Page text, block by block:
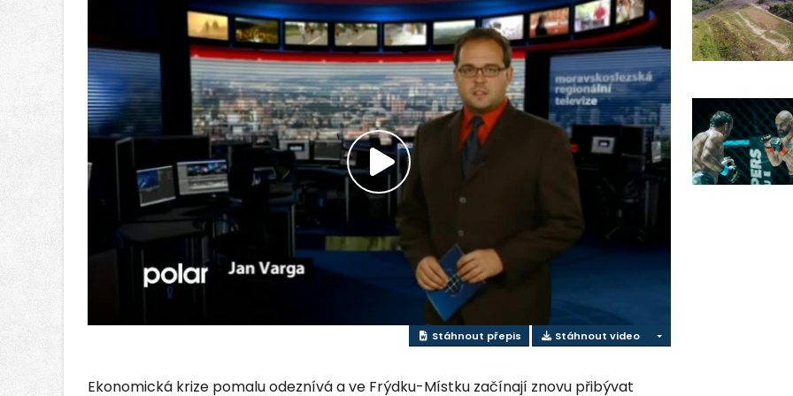
Přehrát
video
Stáhnout přepis Stáhnout video
Ekonomická krize pomalu odeznívá a ve Frýdku-Místku začínají znovu přibývat